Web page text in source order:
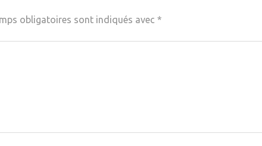
obligatoires sont indiqués avec *